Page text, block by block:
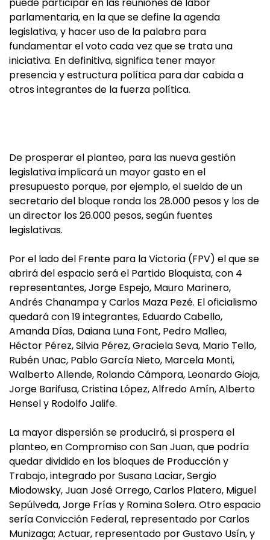
parlamentaria, en la que se define la agenda
legislativa, y hacer uso de la palabra para
fundamentar el voto cada vez que se trata una
iniciativa. En definitiva, significa tener mayor
presencia y estructura política para dar cabida a
otros integrantes de la fuerza política.
De prosperar el planteo, para las nueva gestión
legislativa implicará un mayor gasto en el
presupuesto porque, por ejemplo, el sueldo de un
secretario del bloque ronda los 28.000 pesos y los de
un director los 26.000 pesos, según fuentes
legislativas.
Por el lado del Frente para la Victoria (FPV) el que se
abrirá del espacio será el Partido Bloquista, con 4
representantes, Jorge Espejo, Mauro Marinero,
Andrés Chanampa y Carlos Maza Pezé. El oficialismo
quedará con 19 integrantes, Eduardo Cabello,
Amanda Días, Daiana Luna Font, Pedro Mallea,
Héctor Pérez, Silvia Pérez, Graciela Seva, Mario Tello,
Rubén Uñac, Pablo García Nieto, Marcela Monti,
Walberto Allende, Rolando Cámpora, Leonardo Gioja,
Jorge Barifusa, Cristina López, Alfredo Amín, Alberto
Hensel y Rodolfo Jalife.
La mayor dispersión se producirá, si prospera el
planteo, en Compromiso con San Juan, que podría
quedar dividido en los bloques de Producción y
Trabajo, integrado por Susana Laciar, Sergio
Miodowsky, Juan José Orrego, Carlos Platero, Miguel
Sepúlveda, Jorge Frías y Romina Solera. Otro espacio
sería Convicción Federal, representado por Carlos
Munizaga; Actuar, representado por Gustavo Usín, y